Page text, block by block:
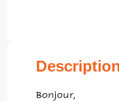
Bonjour,